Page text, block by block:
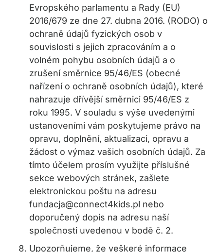
Evropského parlamentu a Rady (EU)
2016/679 ze dne 27. dubna 2016. (RODO) o
ochraně údajů fyzických osob v
souvislosti s jejich zpracováním a o
volném pohybu osobních údajů a o
zrušení směrnice 95/46/ES (obecné
nařízení o ochraně osobních údajů), které
nahrazuje dřívější směrnici 95/46/ES z
roku 1995. V souladu s výše uvedenými
ustanoveními vám poskytujeme právo na
opravu, doplnění, aktualizaci, opravu a
žádost o výmaz vašich osobních údajů. Za
tímto účelem prosím využijte příslušné
sekce webových stránek, zašlete
elektronickou poštu na adresu
fundacja@connect4kids.pl nebo
doporučený dopis na adresu naší
společnosti uvedenou v bodě č. 2.
Upozorňujeme, že veškeré informace